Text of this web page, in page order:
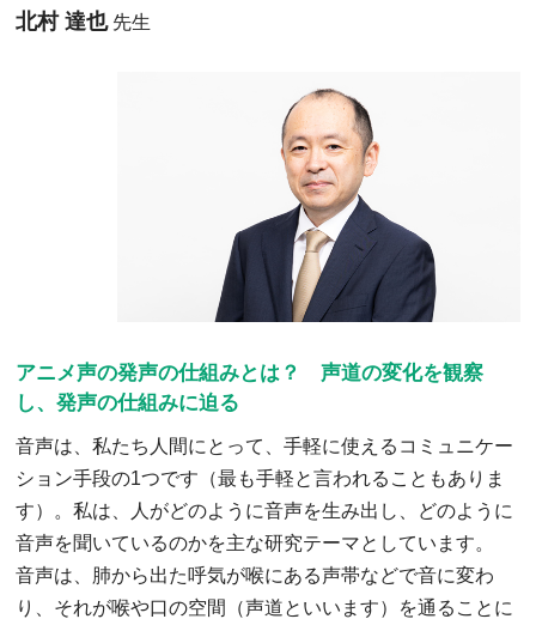
北村 達也 先生
アニメ声の発声の仕組みとは？ 声道の変化を観察
し、発声の仕組みに迫る
音声は、私たち人間にとって、手軽に使えるコミュニケー
ション手段の1つです（最も手軽と言われることもありま
す）。私は、人がどのように音声を生み出し、どのように
音声を聞いているのかを主な研究テーマとしています。
音声は、肺から出た呼気が喉にある声帯などで音に変わ
り、それが喉や口の空間（声道といいます）を通ることに